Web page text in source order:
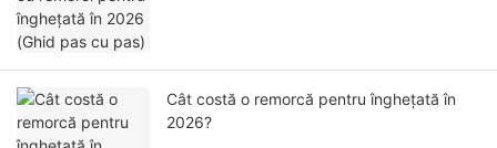
Cât costă o remorcă pentru înghețată în
2026?